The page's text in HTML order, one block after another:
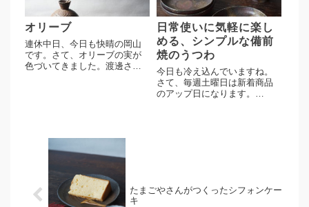
オリーブ
連休中日、今日も快晴の岡山
です。さて、オリーブの実が
色づいてきました。渡邊さん
日常使いに気軽に楽し
める、シンプルな備前
焼のうつわ
今日も冷え込んでいますね。
さて、毎週土曜日は新着商品
のアップ日になります。
たまごやさんがつくったシフォンケー
キ